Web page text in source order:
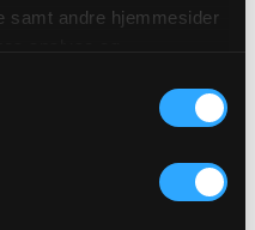
samt andre hjemmesider
ved at klikke videre til
i bunden af vores